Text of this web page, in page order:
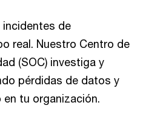
incidentes de
real. Nuestro Centro de
(SOC) investiga y
pérdidas de datos y
tu organización.